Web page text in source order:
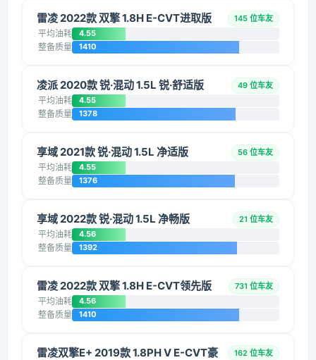
雷凌 2022款 双擎 1.8H E-CVT进取版 145 位车友
平均油耗 4.55
整备质量 1410
凌派 2020款 锐·混动 1.5L 锐·舒适版 49 位车友
平均油耗 4.55
整备质量 1378
享域 2021款 锐·混动 1.5L 净适版 56 位车友
平均油耗 4.55
整备质量 1376
享域 2022款 锐·混动 1.5L 净畅版 21 位车友
平均油耗 4.56
整备质量 1392
雷凌 2022款 双擎 1.8H E-CVT领先版 731 位车友
平均油耗 4.56
整备质量 1410
雷凌双擎E+ 2019款 1.8PH V E-CVT豪
162 位车友